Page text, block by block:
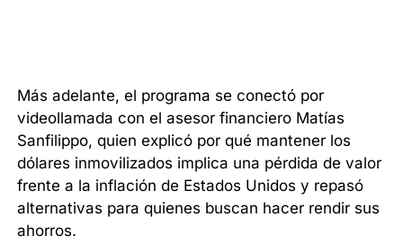
Más adelante, el programa se conectó por
videollamada con el asesor financiero Matías
Sanfilippo, quien explicó por qué mantener los
dólares inmovilizados implica una pérdida de valor
frente a la inflación de Estados Unidos y repasó
alternativas para quienes buscan hacer rendir sus
ahorros.